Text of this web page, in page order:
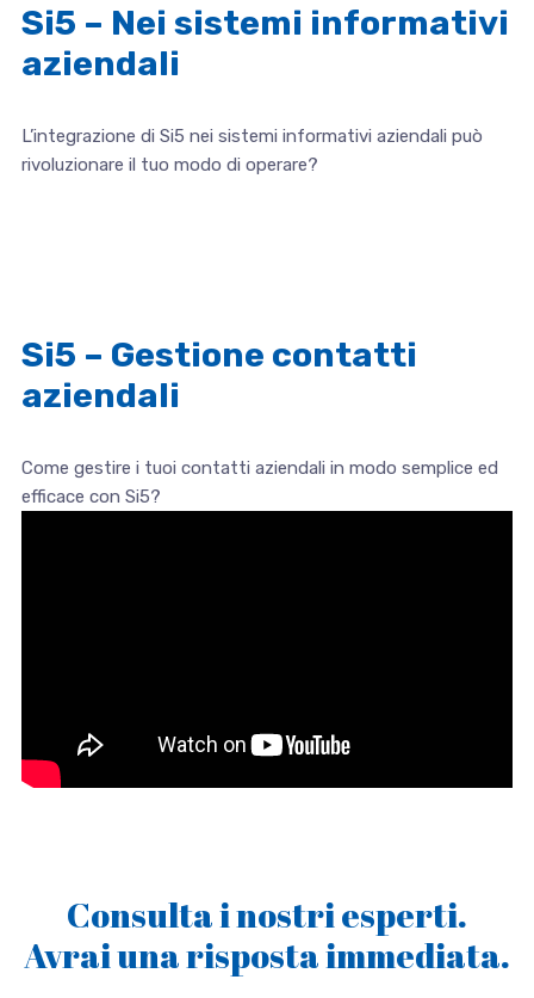
Si5 – Nei sistemi informativi
aziendali
L’integrazione di Si5 nei sistemi informativi aziendali può
rivoluzionare il tuo modo di operare?
Si5 – Gestione contatti
aziendali
Come gestire i tuoi contatti aziendali in modo semplice ed
efficace con Si5?
Consulta i nostri esperti.
Avrai una risposta immediata.